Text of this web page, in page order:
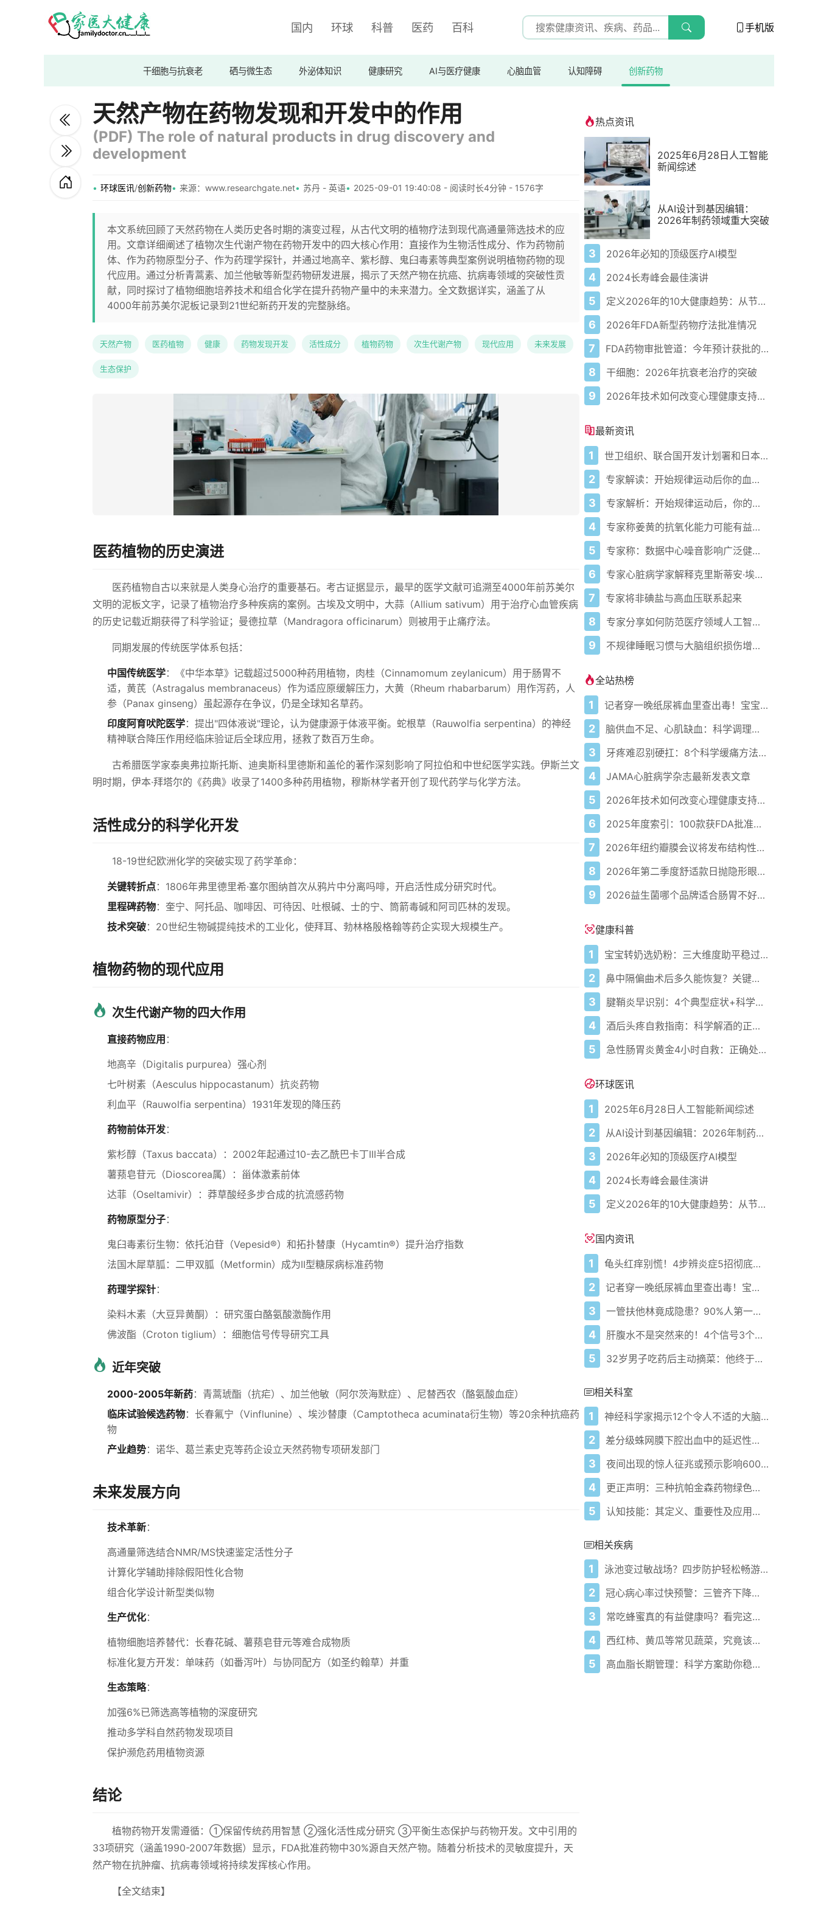
国内 环球 科普 医药 百科 手机版
干细胞与抗衰老 硒与微生态 外泌体知识 健康研究 AI与医疗健康 心脑血管 认知障碍 创新药物
天然产物在药物发现和开发中的作用
(PDF) The role of natural products in drug discovery and
development
环球医讯/创新药物 来源：www.researchgate.net 苏丹 - 英语 2025-09-01 19:40:08 - 阅读时长4分钟 - 1576字
本文系统回顾了天然药物在人类历史各时期的演变过程，从古代文明的植物疗法到现代高通量筛选技术的应
用。文章详细阐述了植物次生代谢产物在药物开发中的四大核心作用：直接作为生物活性成分、作为药物前
体、作为药物原型分子、作为药理学探针，并通过地高辛、紫杉醇、鬼臼毒素等典型案例说明植物药物的现
代应用。通过分析青蒿素、加兰他敏等新型药物研发进展，揭示了天然产物在抗癌、抗病毒领域的突破性贡
献，同时探讨了植物细胞培养技术和组合化学在提升药物产量中的未来潜力。全文数据详实，涵盖了从
4000年前苏美尔泥板记录到21世纪新药开发的完整脉络。
天然产物 医药植物 健康 药物发现开发 活性成分 植物药物 次生代谢产物 现代应用 未来发展
生态保护
医药植物的历史演进
医药植物自古以来就是人类身心治疗的重要基石。考古证据显示，最早的医学文献可追溯至4000年前苏美尔
文明的泥板文字，记录了植物治疗多种疾病的案例。古埃及文明中，大蒜（Allium sativum）用于治疗心血管疾病
的历史记载近期获得了科学验证；曼德拉草（Mandragora officinarum）则被用于止痛疗法。
同期发展的传统医学体系包括：
中国传统医学：《中华本草》记载超过5000种药用植物，肉桂（Cinnamomum zeylanicum）用于肠胃不
适，黄芪（Astragalus membranaceus）作为适应原缓解压力，大黄（Rheum rhabarbarum）用作泻药，人
参（Panax ginseng）虽起源存在争议，仍是全球知名草药。
印度阿育吠陀医学：提出"四体液说"理论，认为健康源于体液平衡。蛇根草（Rauwolfia serpentina）的神经
精神联合降压作用经临床验证后全球应用，拯救了数百万生命。
古希腊医学家泰奥弗拉斯托斯、迪奥斯科里德斯和盖伦的著作深刻影响了阿拉伯和中世纪医学实践。伊斯兰文
明时期，伊本·拜塔尔的《药典》收录了1400多种药用植物，穆斯林学者开创了现代药学与化学方法。
活性成分的科学化开发
18-19世纪欧洲化学的突破实现了药学革命：
关键转折点：1806年弗里德里希·塞尔图纳首次从鸦片中分离吗啡，开启活性成分研究时代。
里程碑药物：奎宁、阿托品、咖啡因、可待因、吐根碱、士的宁、筒箭毒碱和阿司匹林的发现。
技术突破：20世纪生物碱提纯技术的工业化，使拜耳、勃林格殷格翰等药企实现大规模生产。
植物药物的现代应用
次生代谢产物的四大作用
直接药物应用 ：
地高辛（Digitalis purpurea）强心剂
七叶树素（Aesculus hippocastanum）抗炎药物
利血平（Rauwolfia serpentina）1931年发现的降压药
药物前体开发：
紫杉醇（Taxus baccata）：2002年起通过10-去乙酰巴卡丁III半合成
薯蓣皂苷元（Dioscorea属）：甾体激素前体
达菲（Oseltamivir）：莽草酸经多步合成的抗流感药物
药物原型分子：
鬼臼毒素衍生物：依托泊苷（Vepesid®）和拓扑替康（Hycamtin®）提升治疗指数
法国木犀草胍：二甲双胍（Metformin）成为II型糖尿病标准药物
药理学探针：
染料木素（大豆异黄酮）：研究蛋白酪氨酸激酶作用
佛波酯（Croton tiglium）：细胞信号传导研究工具
近年突破
2000-2005年新药：青蒿琥酯（抗疟）、加兰他敏（阿尔茨海默症）、尼替西农（酪氨酸血症）
临床试验候选药物：长春氟宁（Vinflunine）、埃沙替康（Camptotheca acuminata衍生物）等20余种抗癌药
物
产业趋势：诺华、葛兰素史克等药企设立天然药物专项研发部门
未来发展方向
技术革新：
高通量筛选结合NMR/MS快速鉴定活性分子
计算化学辅助排除假阳性化合物
组合化学设计新型类似物
生产优化：
植物细胞培养替代：长春花碱、薯蓣皂苷元等难合成物质
标准化复方开发：单味药（如番泻叶）与协同配方（如圣约翰草）并重
生态策略：
加强6%已筛选高等植物的深度研究
推动多学科自然药物发现项目
保护濒危药用植物资源
结论
植物药物开发需遵循：①保留传统药用智慧 ②强化活性成分研究 ③平衡生态保护与药物开发。文中引用的
33项研究（涵盖1990-2007年数据）显示，FDA批准药物中30%源自天然产物。随着分析技术的灵敏度提升，天
然产物在抗肿瘤、抗病毒领域将持续发挥核心作用。
【全文结束】
热点资讯
2025年6月28日人工智能
新闻综述
从AI设计到基因编辑：
2026年制药领域重大突破
3 2026年必知的顶级医疗AI模型
4 2024长寿峰会最佳演讲
5 定义2026年的10大健康趋势：从节律健康到冷热交替疗法
6 2026年FDA新型药物疗法批准情况
7 FDA药物审批管道：今年预计获批的关键新疗法
8 干细胞：2026年抗衰老治疗的突破
9 2026年技术如何改变心理健康支持的获取方式
最新资讯
1 世卫组织、联合国开发计划署和日本在加纳启动人工智能健康计划 应对气候敏感性疾病并加强医疗服务
2 专家解读：开始规律运动后你的血压会发生什么变化
3 专家解析：开始规律运动后，你的血压会发生什么变化
4 专家称姜黄的抗氧化能力可能有益心脏健康
5 专家称：数据中心噪音影响广泛健康问题
6 专家心脏病学家解释克里斯蒂安·埃里克森为丹麦队晕倒的原因
7 专家将非碘盐与高血压联系起来
8 专家分享如何防范医疗领域人工智能的负面影响
9 不规律睡眠习惯与大脑组织损伤增加相关
全站热榜
1 记者穿一晚纸尿裤血里查出毒！宝宝血液浓度竟是成人的5倍？
2 脑供血不足、心肌缺血：科学调理全攻略
3 牙疼难忍别硬扛：8个科学缓痛方法收好
4 JAMA心脏病学杂志最新发表文章
5 2026年技术如何改变心理健康支持的获取方式
6 2025年度索引：100款获FDA批准的AI驱动医疗设备
7 2026年纽约瓣膜会议将发布结构性心脏病最新研究成果
8 2026年第二季度舒适款日抛隐形眼镜推荐，优瞳主打长效佩戴体验
9 2026益生菌哪个品牌适合肠胃不好的人，常年饱受肠胃病痛看过来，梳理实用十大品牌
健康科普
1 宝宝转奶选奶粉：三大维度助平稳过渡
2 鼻中隔偏曲术后多久能恢复？关键看这几点
3 腱鞘炎早识别：4个典型症状+科学应对，避免关节卡壳
4 酒后头疼自救指南：科学解酒的正确打开方式
5 急性肠胃炎黄金4小时自救：正确处置与误区避坑关键
环球医讯
1 2025年6月28日人工智能新闻综述
2 从AI设计到基因编辑：2026年制药领域重大突破
3 2026年必知的顶级医疗AI模型
4 2024长寿峰会最佳演讲
5 定义2026年的10大健康趋势：从节律健康到冷热交替疗法
国内资讯
1 龟头红痒别慌！4步辨炎症5招彻底防复发
2 记者穿一晚纸尿裤血里查出毒！宝宝血液浓度竟是成人的5倍？
3 一管扶他林竟成隐患？90%人第一步就错了！
4 肝腹水不是突然来的！4个信号3个管理要点别等肚子鼓起来
5 32岁男子吃药后主动摘菜：他终于活过来了？
相关科室
1 神经科学家揭示12个令人不适的大脑真相：你的大脑运作方式可能让你失望
2 差分级蛛网膜下腔出血中的延迟性脑梗死：特征、预测因素和临床影响
3 夜间出现的惊人征兆或预示影响600万美国人的疾病
4 更正声明：三种抗帕金森药物绿色创新口服胶囊的研究：配方设计、体外评估及稳健反相高效液相色谱法验证
5 认知技能：其定义、重要性及应用方式
相关疾病
1 泳池变过敏战场？四步防护轻松畅游不鼻塞！
2 冠心病心率过快预警：三管齐下降低心梗风险
3 常吃蜂蜜真的有益健康吗？看完这篇你就懂！
4 西红柿、黄瓜等常见蔬菜，究竟该如何科学挑选？
5 高血脂长期管理：科学方案助你稳定指标防反弹